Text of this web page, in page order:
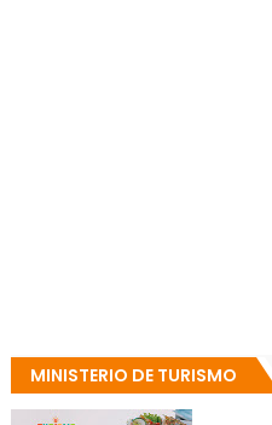
MINISTERIO DE TURISMO